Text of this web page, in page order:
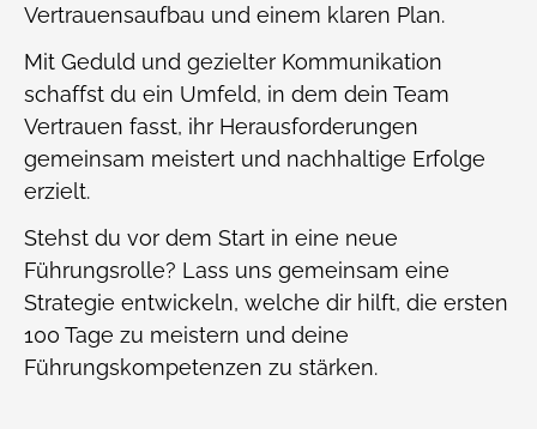
Vertrauensaufbau und einem klaren Plan.
Mit Geduld und gezielter Kommunikation
schaffst du ein Umfeld, in dem dein Team
Vertrauen fasst, ihr Herausforderungen
gemeinsam meistert und nachhaltige Erfolge
erzielt.
Stehst du vor dem Start in eine neue
Führungsrolle? Lass uns gemeinsam eine
Strategie entwickeln, welche dir hilft, die ersten
100 Tage zu meistern und deine
Führungskompetenzen zu stärken.